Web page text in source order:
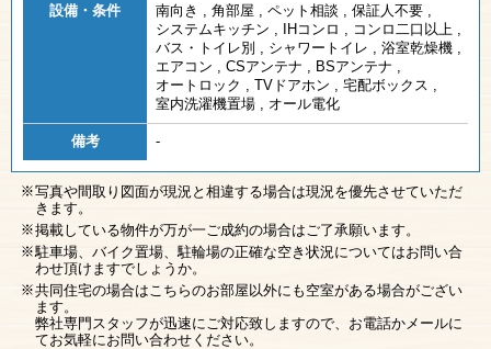
設備・条件 南向き , 角部屋 , ペット相談 , 保証人不要 ,
システムキッチン , IHコンロ , コンロ二口以上 ,
バス・トイレ別 , シャワートイレ , 浴室乾燥機 ,
エアコン , CSアンテナ , BSアンテナ ,
オートロック , TVドアホン , 宅配ボックス ,
室内洗濯機置場 , オール電化
備考 -
写真や間取り図面が現況と相違する場合は現況を優先させていただ
きます。
掲載している物件が万が一ご成約の場合はご了承願います。
駐車場、バイク置場、駐輪場の正確な空き状況についてはお問い合
わせ頂けますでしょうか。
共同住宅の場合はこちらのお部屋以外にも空室がある場合がござい
ます。
弊社専門スタッフが迅速にご対応致しますので、お電話かメールに
てお気軽にお問い合わせください。